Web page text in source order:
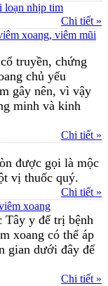
loạn nhịp tim
Chi tiết »
xoang, viêm mũi
truyền, chứng
chủ yếu
gây nên, vì vậy
minh và kinh
Chi tiết »
được gọi là mộc
vị thuốc quý.
Chi tiết »
xoang
Tây y để trị bệnh
xoang có thể áp
gian dưới đây để
Chi tiết »